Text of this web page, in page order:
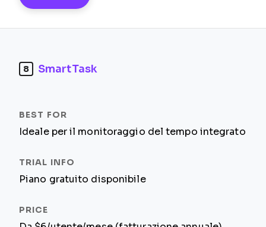
8 SmartTask
Ideale per il monitoraggio del tempo integrato
Piano gratuito disponibile